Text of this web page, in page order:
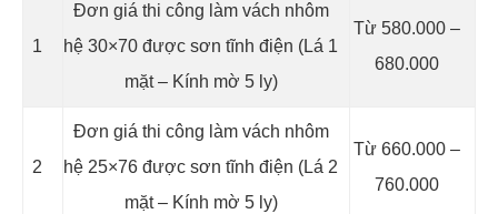
1
Đơn giá thi công làm vách nhôm
hệ 30×70 được sơn tĩnh điện (Lá 1
mặt – Kính mờ 5 ly)
Từ 580.000 –
680.000
2
Đơn giá thi công làm vách nhôm
hệ 25×76 được sơn tĩnh điện (Lá 2
mặt – Kính mờ 5 ly)
Từ 660.000 –
760.000